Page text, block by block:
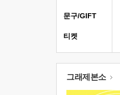
문구/GIFT
티켓
그래제본소